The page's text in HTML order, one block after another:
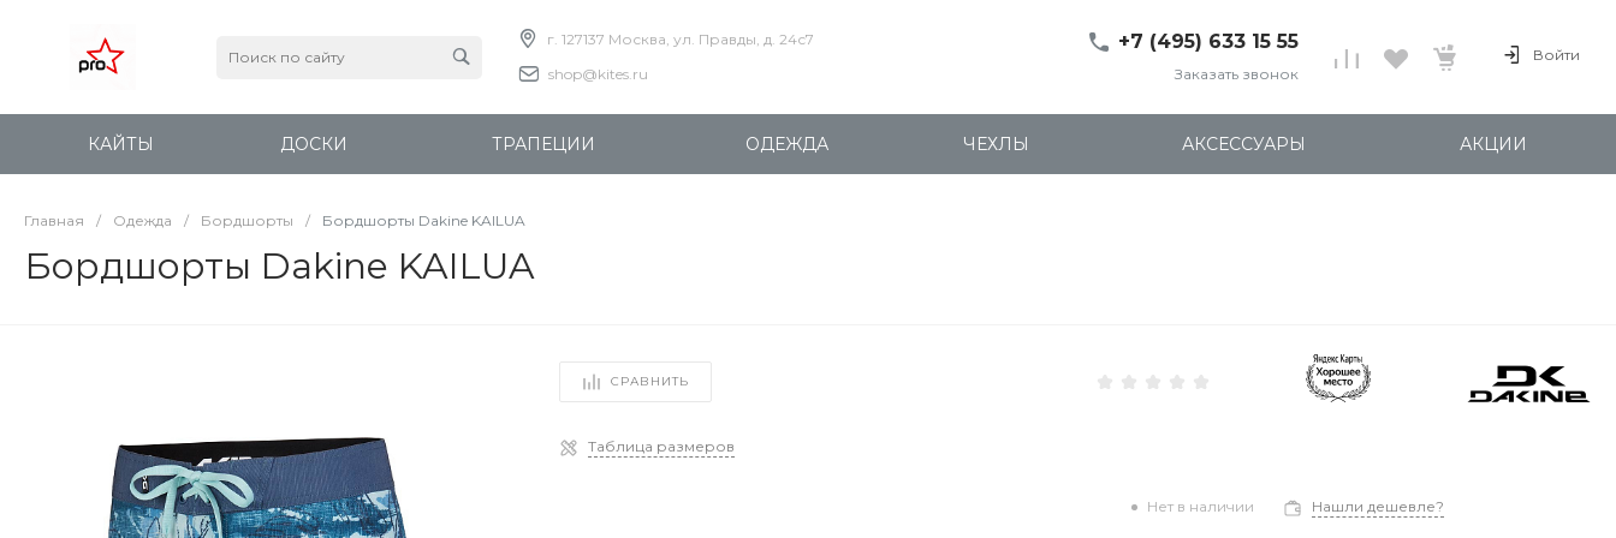
г. 127137 Москва, ул. Правды, д. 24с7
shop@kites.ru
+7 (495) 633 15 55
Правды, д. 24с7
Пн-Пт: 11:00-20:00
Заказать звонок
Войти
КАЙТЫ ДОСКИ ТРАПЕЦИИ ОДЕЖДА ЧЕХЛЫ АКСЕССУАРЫ АКЦИИ
Главная / Одежда / Бордшорты / Бордшорты Dakine KAILUA
Бордшорты Dakine KAILUA
СРАВНИТЬ
Таблица размеров
Нет в наличии Нашли дешевле?